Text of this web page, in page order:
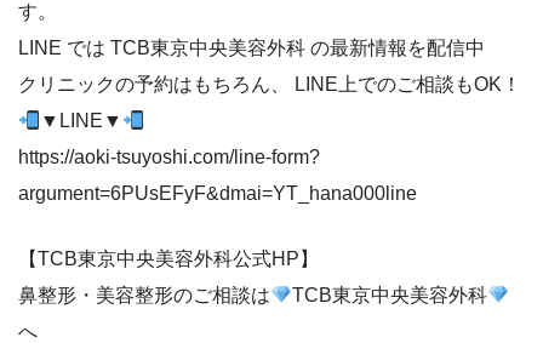
す。
LINE では TCB東京中央美容外科 の最新情報を配信中
クリニックの予約はもちろん、 LINE上でのご相談もOK！
▼LINE▼
https://aoki-tsuyoshi.com/line-form?
argument=6PUsEFyF&dmai=YT_hana000line
【TCB東京中央美容外科公式HP】
鼻整形・美容整形のご相談は
TCB東京中央美容外科
へ